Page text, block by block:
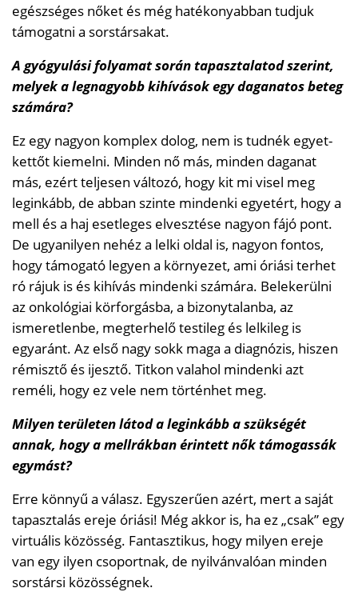
egészséges nőket és még hatékonyabban tudjuk
támogatni a sorstársakat.
A gyógyulási folyamat során tapasztalatod szerint,
melyek a legnagyobb kihívások egy daganatos beteg
számára?
Ez egy nagyon komplex dolog, nem is tudnék egyet-
kettőt kiemelni. Minden nő más, minden daganat
más, ezért teljesen változó, hogy kit mi visel meg
leginkább, de abban szinte mindenki egyetért, hogy a
mell és a haj esetleges elvesztése nagyon fájó pont.
De ugyanilyen nehéz a lelki oldal is, nagyon fontos,
hogy támogató legyen a környezet, ami óriási terhet
ró rájuk is és kihívás mindenki számára. Belekerülni
az onkológiai körforgásba, a bizonytalanba, az
ismeretlenbe, megterhelő testileg és lelkileg is
egyaránt. Az első nagy sokk maga a diagnózis, hiszen
rémisztő és ijesztő. Titkon valahol mindenki azt
reméli, hogy ez vele nem történhet meg.
Milyen területen látod a leginkább a szükségét
annak, hogy a mellrákban érintett nők támogassák
egymást?
Erre könnyű a válasz. Egyszerűen azért, mert a saját
tapasztalás ereje óriási! Még akkor is, ha ez „csak” egy
virtuális közösség. Fantasztikus, hogy milyen ereje
van egy ilyen csoportnak, de nyilvánvalóan minden
sorstársi közösségnek.